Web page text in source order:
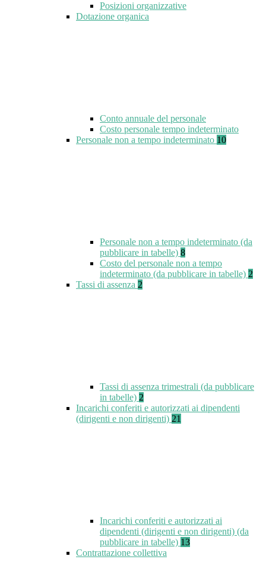
Posizioni organizzative
Dotazione organica
Conto annuale del personale
Costo personale tempo indeterminato
Personale non a tempo indeterminato 10
Personale non a tempo indeterminato (da
pubblicare in tabelle) 8
Costo del personale non a tempo
indeterminato (da pubblicare in tabelle) 2
Tassi di assenza 2
Tassi di assenza trimestrali (da pubblicare
in tabelle) 2
Incarichi conferiti e autorizzati ai dipendenti
(dirigenti e non dirigenti) 21
Incarichi conferiti e autorizzati ai
dipendenti (dirigenti e non dirigenti) (da
pubblicare in tabelle) 13
Contrattazione collettiva